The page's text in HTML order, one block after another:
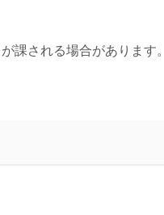
課される場合があります。